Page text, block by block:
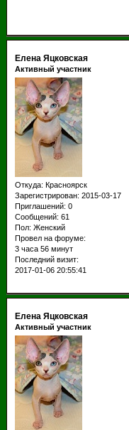
Елена Яцковская
Активный участник
Откуда: Красноярск
Зарегистрирован: 2015-03-17
Приглашений: 0
Сообщений: 61
Пол: Женский
Провел на форуме:
3 часа 56 минут
Последний визит:
2017-01-06 20:55:41
Елена Яцковская
Активный участник